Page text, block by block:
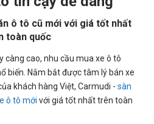
ô tô cũ mới với giá tốt nhất
toàn quốc
càng cao, nhu cầu mua xe ô tô
biến. Nắm bắt được tâm lý bán xe
khách hàng Việt, Carmudi - sàn
ô tô mới với giá tốt nhất trên toàn